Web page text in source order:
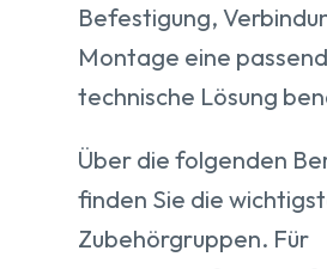
Befestigung,
Montage eine
technische Lösung
Über die folgenden
finden Sie die
Zubehörgruppen. Für